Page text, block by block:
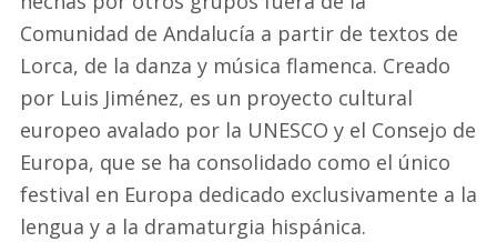
Comunidad de Andalucía a partir de textos de
Lorca, de la danza y música flamenca. Creado
por Luis Jiménez, es un proyecto cultural
europeo avalado por la UNESCO y el Consejo de
Europa, que se ha consolidado como el único
festival en Europa dedicado exclusivamente a la
lengua y a la dramaturgia hispánica.